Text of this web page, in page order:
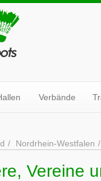
Verbände
Nordrhein-Westfalen
Vereine